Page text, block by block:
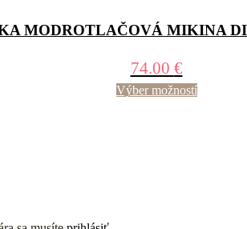
MODROTLAČOVÁ MIKINA
74.00 €
Výber možností